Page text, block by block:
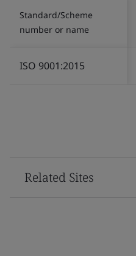
Standard/Scheme
number or name
ISO 9001:2015
Related Sites